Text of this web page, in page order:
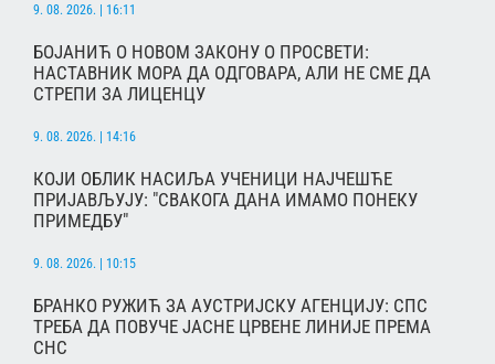
9. 08. 2026. | 16:11
БОЈАНИЋ О НОВОМ ЗАКОНУ О ПРОСВЕТИ:
НАСТАВНИК МОРА ДА ОДГОВАРА, АЛИ НЕ СМЕ ДА
СТРЕПИ ЗА ЛИЦЕНЦУ
9. 08. 2026. | 14:16
КОЈИ ОБЛИК НАСИЉА УЧЕНИЦИ НАЈЧЕШЋЕ
ПРИЈАВЉУЈУ: "СВАКОГА ДАНА ИМАМО ПОНЕКУ
ПРИМЕДБУ"
9. 08. 2026. | 10:15
БРАНКО РУЖИЋ ЗА АУСТРИЈСКУ АГЕНЦИЈУ: СПС
ТРЕБА ДА ПОВУЧЕ ЈАСНЕ ЦРВЕНЕ ЛИНИЈЕ ПРЕМА
СНС